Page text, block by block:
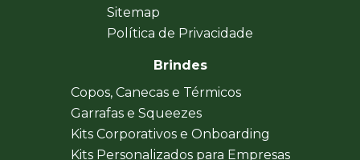
Sitemap
Política de Privacidade
Brindes
Copos, Canecas e Térmicos
Garrafas e Squeezes
Kits Corporativos e Onboarding
Kits Personalizados para Empresas